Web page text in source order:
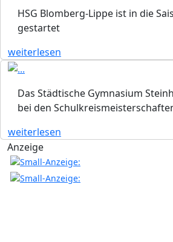
HSG Blomberg-Lippe ist in die
gestartet
weiterlesen
Das Städtische Gymnasium
bei den
weiterlesen
Anzeige